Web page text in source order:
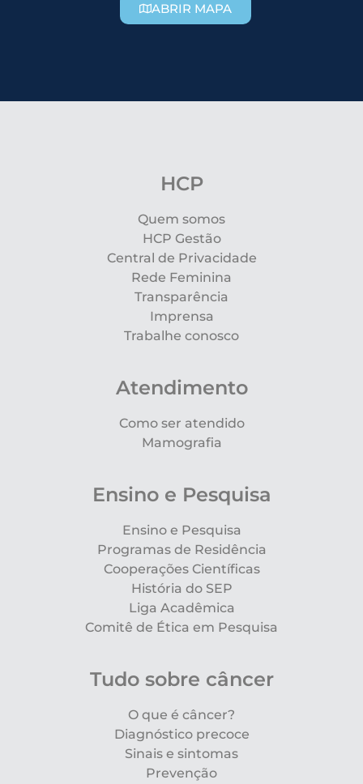
ABRIR MAPA
HCP
Quem somos
HCP Gestão
Central de Privacidade
Rede Feminina
Transparência
Imprensa
Trabalhe conosco
Atendimento
Como ser atendido
Mamografia
Ensino e Pesquisa
Ensino e Pesquisa
Programas de Residência
Cooperações Científicas
História do SEP
Liga Acadêmica
Comitê de Ética em Pesquisa
Tudo sobre câncer
O que é câncer?
Diagnóstico precoce
Sinais e sintomas
Prevenção